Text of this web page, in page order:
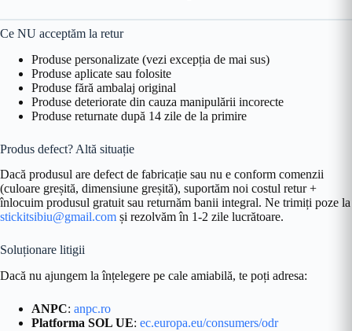
Ce NU acceptăm la retur
Produse personalizate (vezi excepția de mai sus)
Produse aplicate sau folosite
Produse fără ambalaj original
Produse deteriorate din cauza manipulării incorecte
Produse returnate după 14 zile de la primire
Produs defect? Altă situație
Dacă produsul are defect de fabricație sau nu e conform comenzii
(culoare greșită, dimensiune greșită), suportăm noi costul retur +
înlocuim produsul gratuit sau returnăm banii integral. Ne trimiți poze la
stickitsibiu@gmail.com și rezolvăm în 1-2 zile lucrătoare.
Soluționare litigii
Dacă nu ajungem la înțelegere pe cale amiabilă, te poți adresa:
ANPC: anpc.ro
Platforma SOL UE: ec.europa.eu/consumers/odr